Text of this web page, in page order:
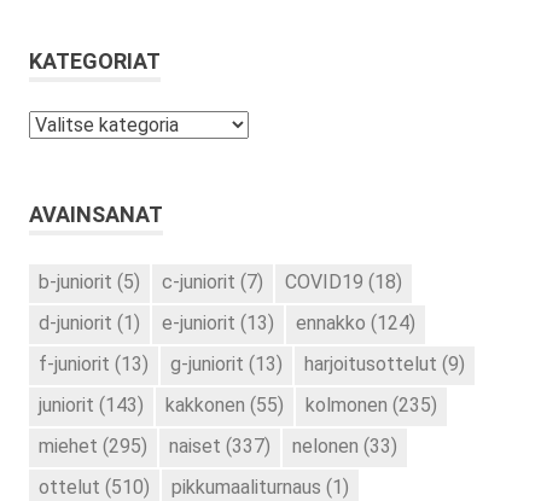
KATEGORIAT
Kategoriat
AVAINSANAT
b-juniorit (5) c-juniorit (7) COVID19 (18)
d-juniorit (1) e-juniorit (13) ennakko (124)
f-juniorit (13) g-juniorit (13) harjoitusottelut (9)
juniorit (143) kakkonen (55) kolmonen (235)
miehet (295) naiset (337) nelonen (33)
ottelut (510) pikkumaaliturnaus (1)